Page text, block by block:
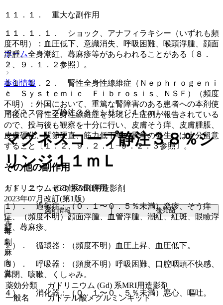
１１．１． 重大な副作用
１１．１．１． ショック、アナフィラキシー（いずれも頻
度不明）：血圧低下、意識消失、呼吸困難、喉頭浮腫、顔面
浮腫、全身潮紅、蕁麻疹等があらわれることがある〔８．
２、９．１．２参照〕。
１１．１．２． 腎性全身性線維症（Ｎｅｐｈｒｏｇｅｎｉ
ｃ Ｓｙｓｔｅｍｉｃ Ｆｉｂｒｏｓｉｓ、ＮＳＦ）（頻度
不明）：外国において、重篤な腎障害のある患者への本剤使
用後に、腎性全身性線維症を発現した症例が報告されている
ので、投与後も観察を十分に行い、皮膚そう痒、皮膚腫脹、
皮膚硬化、関節硬直、筋力低下等の異常の発生には十分留意
すること〔１．２、９．２．１−９．２．３参照〕。
その他の副作用
１１．２． その他の副作用
１）． 過敏症：（０．１〜０．５％未満）発疹、そう痒
症、（頻度不明）顔面浮腫、血管浮腫、潮紅、紅斑、眼瞼浮
腫、蕁麻疹。
２）． 循環器：（頻度不明）血圧上昇、血圧低下。
３）． 呼吸器：（頻度不明）呼吸困難、口腔咽頭不快感、
鼻閉、咳嗽、くしゃみ。
４）． 消化器：（０．１〜０．５％未満）悪心、嘔吐。
ホーム
薬剤情報
マグネスコープ静注３８％シリンジ１１ｍＬ
マグネスコープ静注３８％シ
リンジ１１ｍＬ
ガドリニウム (Gd) 系MRI用造影剤
2023年07月改訂(第1版)
薬剤情報 後発品
先
毒
劇
麻
向
覚
薬効分類
ガドリニウム (Gd) 系MRI用造影剤
一般名
ガドテル酸メグルミンキット